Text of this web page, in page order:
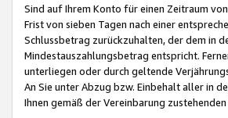
Sind auf Ihrem Konto für einen Zeitraum
Frist von sieben Tagen nach einer
Schlussbetrag zurückzuhalten, der dem in
Mindestauszahlungsbetrag entspricht.
unterliegen oder durch geltende
An Sie unter Abzug bzw. Einbehalt aller in
Ihnen gemäß der Vereinbarung